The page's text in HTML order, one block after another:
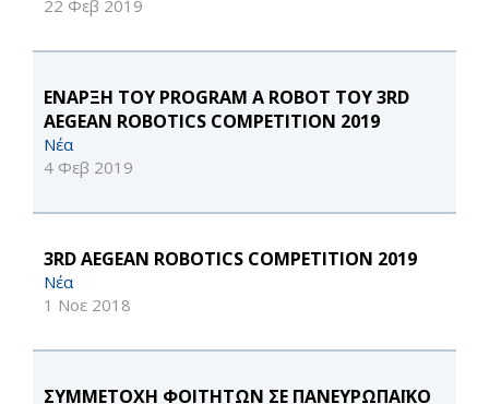
22 Φεβ 2019
ΕΝΑΡΞΗ ΤΟΥ PROGRAM A ROBOT ΤΟΥ 3RD
AEGEAN ROBOTICS COMPETITION 2019
Νέα
4 Φεβ 2019
3RD AEGEAN ROBOTICS COMPETITION 2019
Νέα
1 Νοε 2018
ΣΥΜΜΕΤΟΧΗ ΦΟΙΤΗΤΩΝ ΣΕ ΠΑΝΕΥΡΩΠΑΪΚΟ